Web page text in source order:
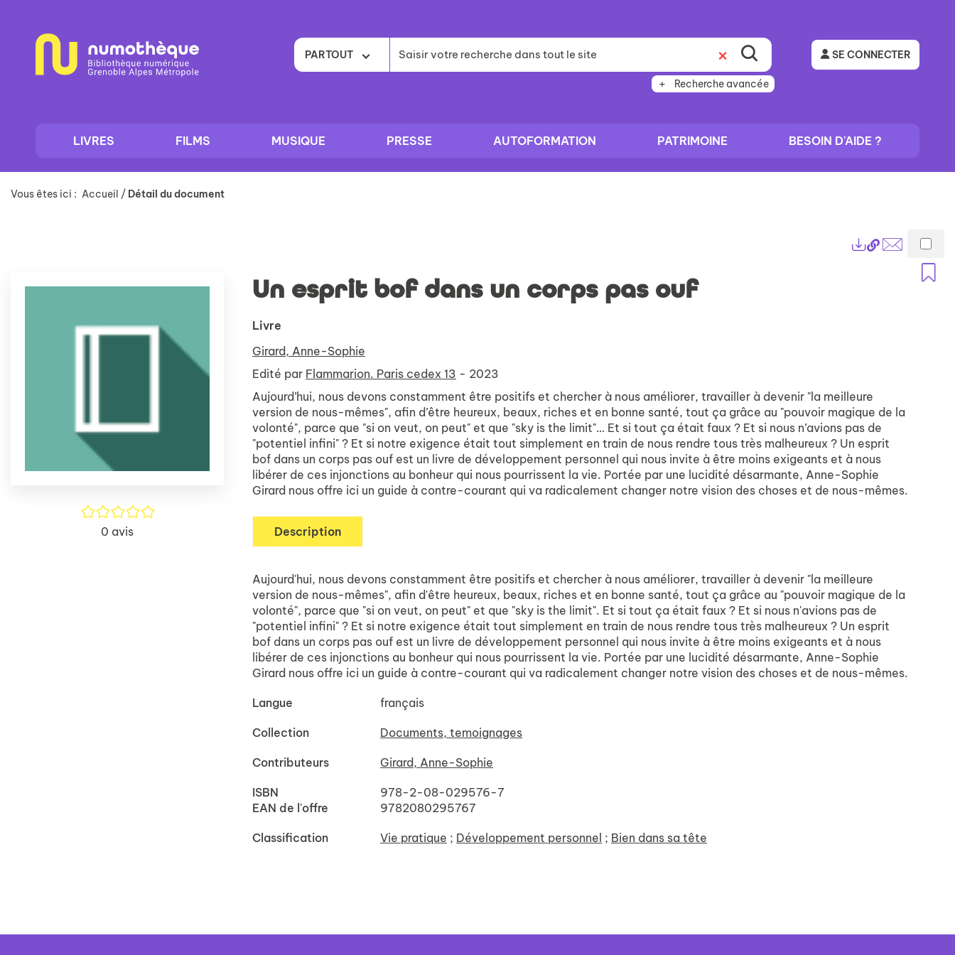
contenu
PARTOUT
Recherche avancée
SE CONNECTER
LIVRES FILMS MUSIQUE PRESSE AUTOFORMATION PATRIMOINE BESOIN D'AIDE ?
Vous êtes ici : Accueil / Détail du document
Lien
permanent
(Nouvelle
Envoyer
/5
0 avis
Un esprit bof dans un corps pas ouf
Livre
Girard, Anne-Sophie
Edité par Flammarion. Paris cedex 13 - 2023
Aujourd’hui, nous devons constamment être positifs et chercher à nous améliorer, travailler à devenir "la meilleure
version de nous-mêmes", afin d’être heureux, beaux, riches et en bonne santé, tout ça grâce au "pouvoir magique de la
volonté", parce que "si on veut, on peut" et que "sky is the limit"… Et si tout ça était faux ? Et si nous n’avions pas de
"potentiel infini" ? Et si notre exigence était tout simplement en train de nous rendre tous très malheureux ? Un esprit
bof dans un corps pas ouf est un livre de développement personnel qui nous invite à être moins exigeants et à nous
libérer de ces injonctions au bonheur qui nous pourrissent la vie. Portée par une lucidité désarmante, Anne-Sophie
Girard nous offre ici un guide à contre-courant qui va radicalement changer notre vision des choses et de nous-mêmes.
Description
Aujourd'hui, nous devons constamment être positifs et chercher à nous améliorer, travailler à devenir "la meilleure
version de nous-mêmes", afin d'être heureux, beaux, riches et en bonne santé, tout ça grâce au "pouvoir magique de la
volonté", parce que "si on veut, on peut" et que "sky is the limit". Et si tout ça était faux ? Et si nous n'avions pas de
"potentiel infini" ? Et si notre exigence était tout simplement en train de nous rendre tous très malheureux ? Un esprit
bof dans un corps pas ouf est un livre de développement personnel qui nous invite à être moins exigeants et à nous
libérer de ces injonctions au bonheur qui nous pourrissent la vie. Portée par une lucidité désarmante, Anne-Sophie
Girard nous offre ici un guide à contre-courant qui va radicalement changer notre vision des choses et de nous-mêmes.
Langue français
Collection Documents, temoignages
Contributeurs Girard, Anne-Sophie
ISBN
978-2-08-029576-7
EAN de l'offre
9782080295767
Classification Vie pratique ; Développement personnel ; Bien dans sa tête